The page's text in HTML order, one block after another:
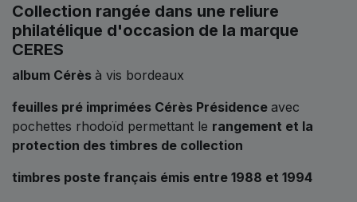
Collection rangée dans une reliure
philatélique d'occasion de la marque
CERES
album Cérès à vis bordeaux
feuilles pré imprimées Cérès Présidence avec
pochettes rhodoïd permettant le rangement et la
protection des timbres de collection
timbres poste français émis entre 1988 et 1994